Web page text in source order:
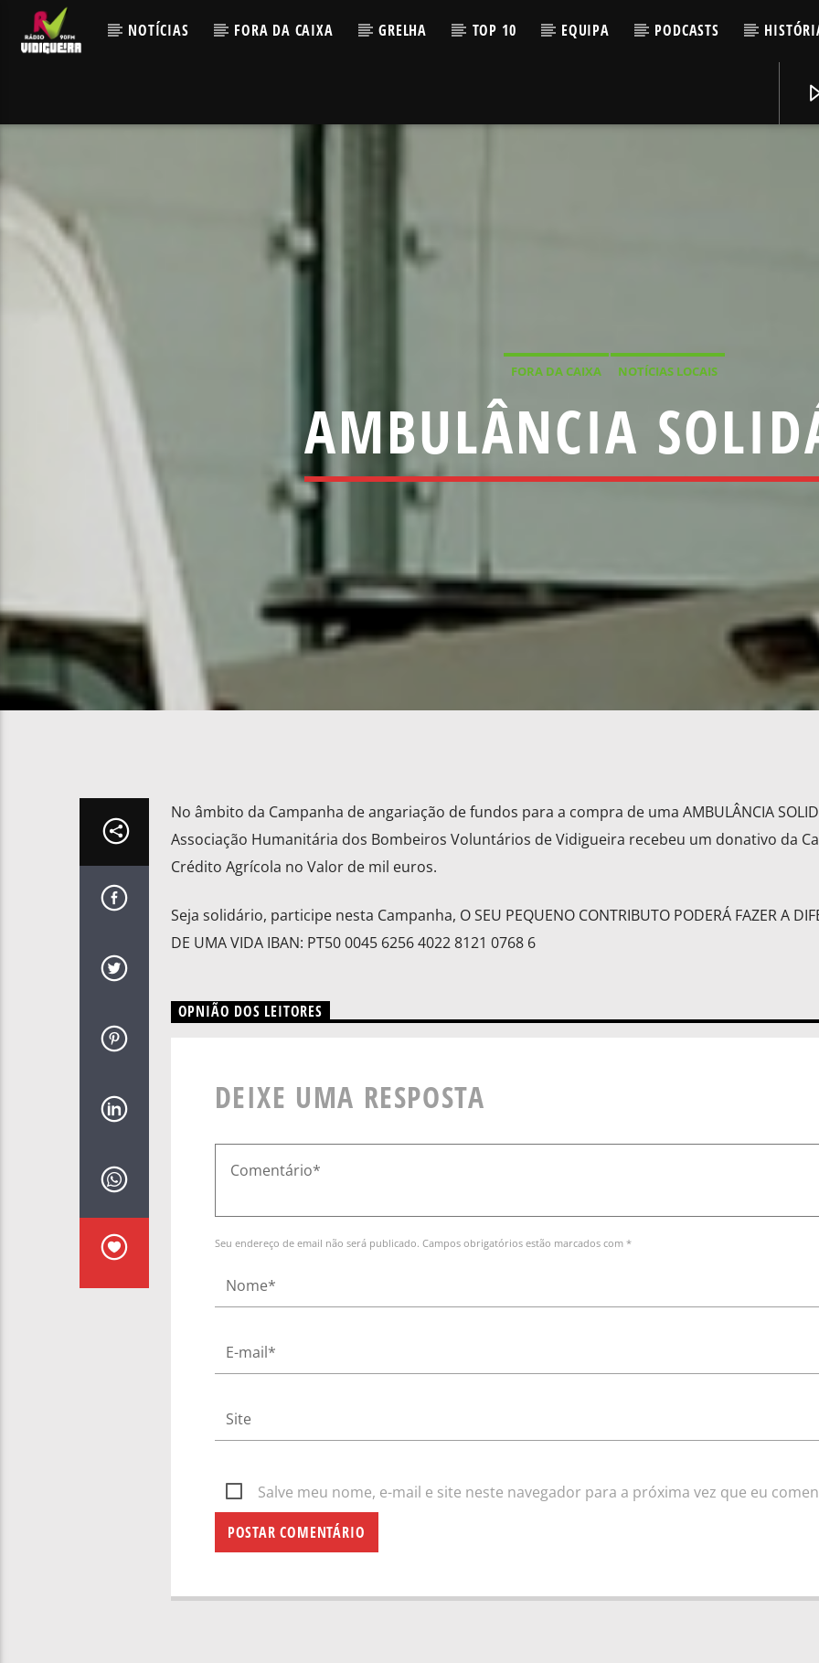
NOTÍCIAS FORA DA CAIXA GRELHA TOP 10 EQUIPA PODCASTS
FORA DA CAIXA NOTÍCIAS LOCAIS
AMBULÂNCIA
No âmbito da Campanha de angariação de fundos para a compra de uma AMBULÂNCIA
Associação Humanitária dos Bombeiros Voluntários de Vidigueira recebeu um donativo da
Crédito Agrícola no Valor de mil euros.
Seja solidário, participe nesta Campanha, O SEU PEQUENO CONTRIBUTO PODERÁ FAZER A
DE UMA VIDA IBAN: PT50 0045 6256 4022 8121 0768 6
OPNIÃO DOS LEITORES
DEIXE UMA RESPOSTA
Seu endereço de email não será publicado. Campos obrigatórios estão marcados com *
Salve meu nome, e-mail e site neste navegador para a próxima vez que eu